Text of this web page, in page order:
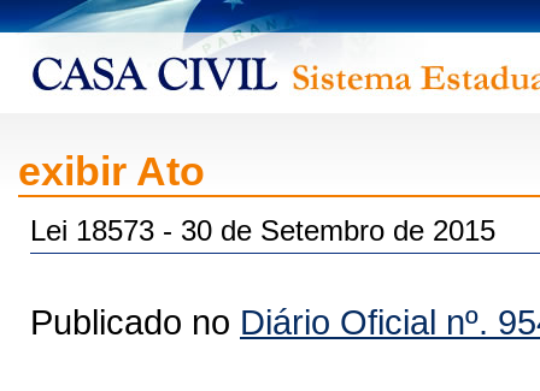
exibir Ato
Lei 18573 - 30 de Setembro de 2015
Publicado no Diário Oficial nº.